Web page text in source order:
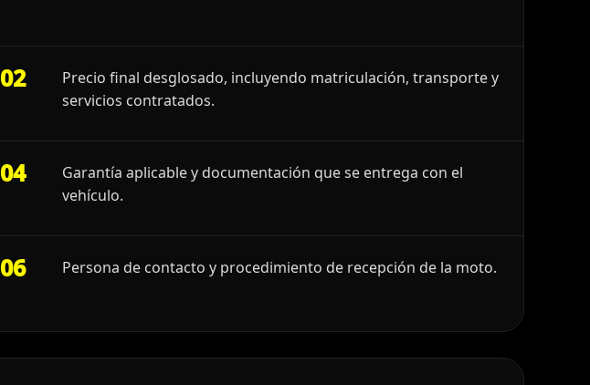
02
Precio final desglosado, incluyendo matriculación, transporte y
servicios contratados.
04
Garantía aplicable y documentación que se entrega con el
vehículo.
06 Persona de contacto y procedimiento de recepción de la moto.